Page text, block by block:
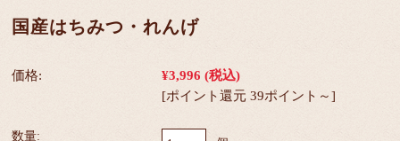
国産はちみつ・れんげ
価格: ¥3,996 (税込)
[ポイント還元 39ポイント～]
数量: